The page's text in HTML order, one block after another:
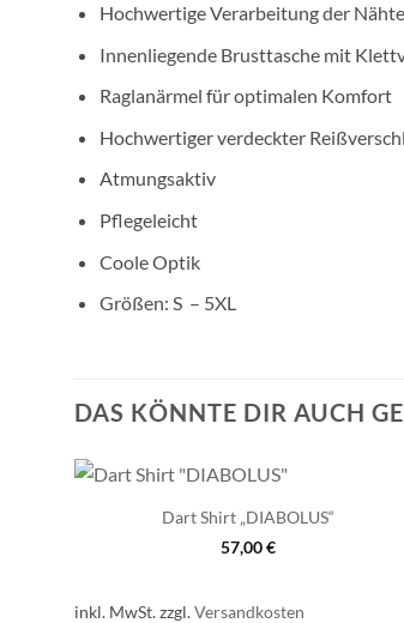
Hochwertige Verarbeitung der Nähte
Innenliegende Brusttasche mit
Raglanärmel für optimalen Komfort
Hochwertiger verdeckter
Atmungsaktiv
Pflegeleicht
Coole Optik
Größen: S – 5XL
DAS KÖNNTE DIR AUCH
Dart Shirt „DIABOLUS“
57,00€
inkl. MwSt.zzgl.Versandkosten